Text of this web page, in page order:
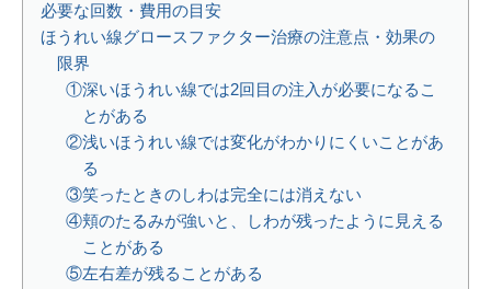
必要な回数・費用の目安
ほうれい線グロースファクター治療の注意点・効果の
限界
①深いほうれい線では2回目の注入が必要になるこ
とがある
②浅いほうれい線では変化がわかりにくいことがあ
る
③笑ったときのしわは完全には消えない
④頬のたるみが強いと、しわが残ったように見える
ことがある
⑤左右差が残ることがある